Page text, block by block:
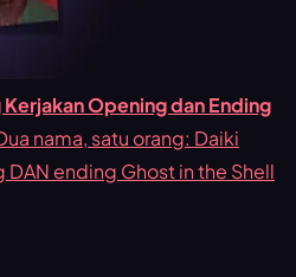
Kerjakan Opening dan Ending
nama, satu orang: Daiki
ending Ghost in the Shell